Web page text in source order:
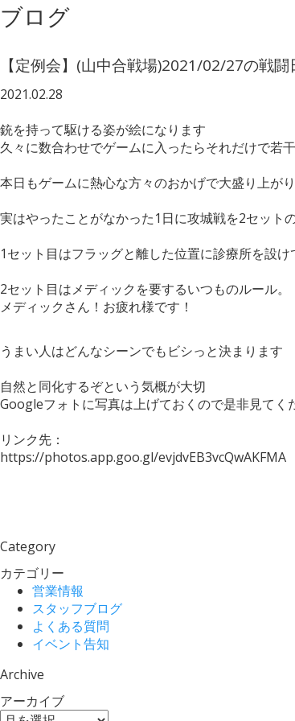
ブログ
【定例会】(山中合戦場)2021/02/27の戦闘
2021.02.28
銃を持って駆ける姿が絵になります
久々に数合わせでゲームに入ったらそれだけで若
本日もゲームに熱心な方々のおかげで大盛り上がり
実はやったことがなかった1日に攻城戦を2セットの
1セット目はフラッグと離した位置に診療所を設
2セット目はメディックを要するいつものルール。
メディックさん！お疲れ様です！
うまい人はどんなシーンでもビシっと決まります
自然と同化するぞという気概が大切
Googleフォトに写真は上げておくので是非見てく
リンク先：
https://photos.app.goo.gl/evjdvEB3vcQwAKFMA
Category
カテゴリー
営業情報
スタッフブログ
よくある質問
イベント告知
Archive
アーカイブ